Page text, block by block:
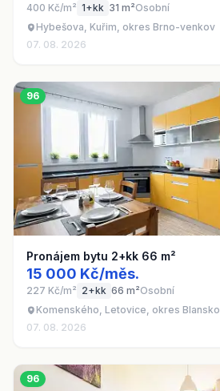
400 Kč/m² 1+kk 31 m²Osobní
Hybešova, Kuřim, okres Brno-venkov
07. 08. 2026
96
Pronájem bytu 2+kk 66 m²
15 000 Kč/měs.
227 Kč/m² 2+kk 66 m²Osobní
Komenského, Letovice, okres Blansko
07. 08. 2026
96